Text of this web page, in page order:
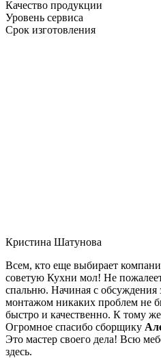
Качество продукции
Уровень сервиса
Срок изготовления
Кристина Шатунова
Всем, кто еще выбирает
советую Кухни мол! Не
спальню. Начиная с обсуждения
монтажом никаких проблем не
быстро и качественно. К тому
Огромное спасибо сборщику
Это мастер своего дела! Всю
здесь.